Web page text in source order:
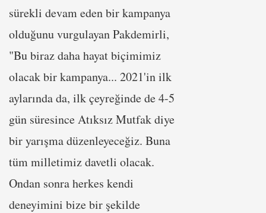
sürekli devam eden bir kampanya
olduğunu vurgulayan Pakdemirli,
"Bu biraz daha hayat biçimimiz
olacak bir kampanya... 2021'in ilk
aylarında da, ilk çeyreğinde de 4-5
gün süresince Atıksız Mutfak diye
bir yarışma düzenleyeceğiz. Buna
tüm milletimiz davetli olacak.
Ondan sonra herkes kendi
deneyimini bize bir şekilde